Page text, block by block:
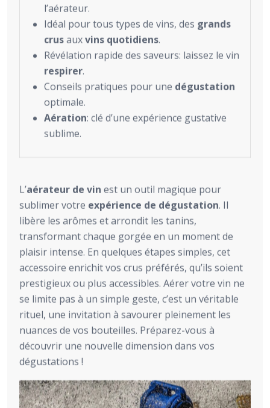
l’aérateur.
Idéal pour tous types de vins, des grands
crusauxvins quotidiens.
Révélation rapide des saveurs: laissez le vin
respirer.
Conseils pratiques pour une dégustation
optimale.
Aération: clé d’une expérience gustative
sublime.
L’aérateur de vin est un outil magique pour
sublimer votre expérience de dégustation. Il
libère les arômes et arrondit les tanins,
transformant chaque gorgée en un moment de
plaisir intense. En quelques étapes simples, cet
accessoire enrichit vos crus préférés, qu’ils soient
prestigieux ou plus accessibles. Aérer votre vin ne
se limite pas à un simple geste, c’est un véritable
rituel, une invitation à savourer pleinement les
nuances de vos bouteilles. Préparez-vous à
découvrir une nouvelle dimension dans vos
dégustations !